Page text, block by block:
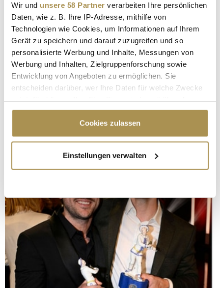
Wir und unsere 58 Partner verarbeiten Ihre persönlichen
Daten, wie z. B. Ihre IP-Adresse, mithilfe von
Technologien wie Cookies, um Informationen auf Ihrem
Gerät zu speichern und darauf zuzugreifen und so
personalisierte Werbung und Inhalte, Messungen von
Werbung und Inhalten, Zielgruppenforschung sowie
Entwicklung von Angeboten zu ermöglichen. Sie
entscheiden darüber, wer Ihre Daten für welche Zwecke
Cookie-Erklärung oder durch Klicken auf das Privacy
Trigger Symbol ändern oder widerrufen
Informationen über Ihre geografische Lage
erfassen, welche bis auf einige Meter genau sein
bestimmten Merkmalen (Fingerprinting) identifizieren
Erfahren Sie mehr darüber, wie Ihre persönlichen Daten
verarbeitet werden, und legen Sie Ihre Präferenzen im
Abschnitt Einzelheiten
Wir verwenden Cookies, um Inhalte und Anzeigen zu
personalisieren, Funktionen für soziale Medien anbieten
Cookies zulassen
Einstellungen verwalten